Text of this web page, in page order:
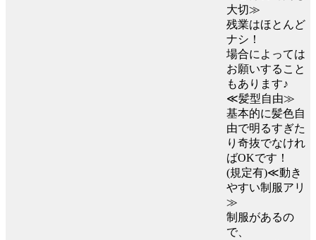
大切≫
残業はほとんど
ナシ！
場合によっては
お願いすること
もあります♪
≪髪型自由≫
基本的に髪色自
由で明るすぎた
り奇抜でなけれ
ばOKです！
(規定有)≪動き
やすい制服アリ
≫
制服があるの
で、